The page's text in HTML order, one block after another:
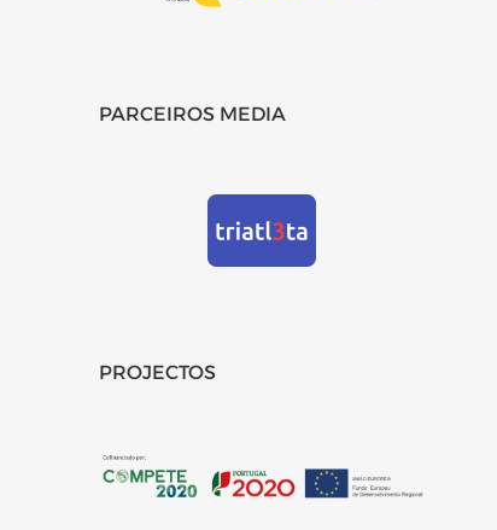
PARCEIROS MEDIA
PROJECTOS